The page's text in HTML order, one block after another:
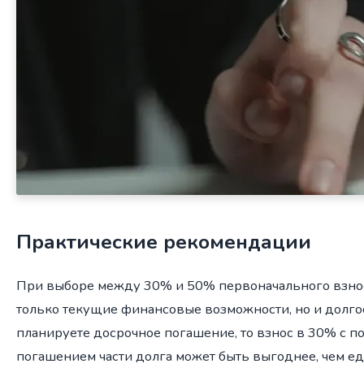
Практические рекомендации
При выборе между 30% и 50% первоначального
только текущие финансовые возможности, но и
планируете досрочное погашение, то взнос в 30% с
погашением части долга может быть выгоднее, чем